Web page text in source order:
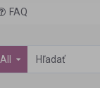
FAQ
All